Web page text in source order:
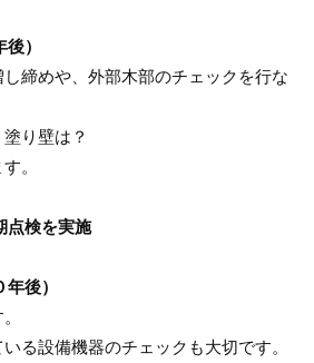
）
し締めや、外部木部のチェックを行な
り壁は？
。
点検を実施
後）
る設備機器のチェックも大切です。